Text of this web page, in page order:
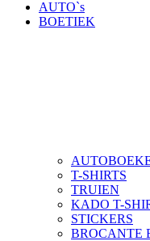
AUTO`s
BOETIEK
T-SHIRTS
TRUIEN
KADO T-
STICKERS
BROCANTE